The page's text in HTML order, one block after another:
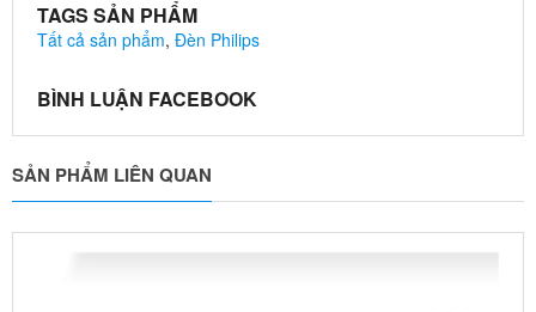
TAGS SẢN PHẨM
Tất cả sản phẩm, Đèn Philips
BÌNH LUẬN FACEBOOK
SẢN PHẨM LIÊN QUAN